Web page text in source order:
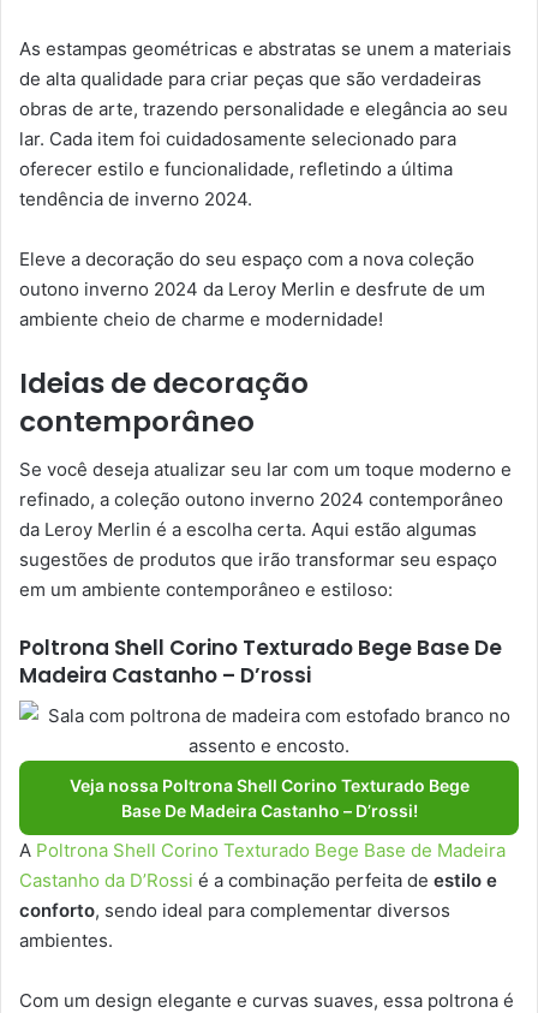
As estampas geométricas e abstratas se unem a materiais
de alta qualidade para criar peças que são verdadeiras
obras de arte, trazendo personalidade e elegância ao seu
lar. Cada item foi cuidadosamente selecionado para
oferecer estilo e funcionalidade, refletindo a última
tendência de inverno 2024.
Eleve a decoração do seu espaço com a nova coleção
outono inverno 2024 da Leroy Merlin e desfrute de um
ambiente cheio de charme e modernidade!
Ideias de decoração
contemporâneo
Se você deseja atualizar seu lar com um toque moderno e
refinado, a coleção outono inverno 2024 contemporâneo
da Leroy Merlin é a escolha certa. Aqui estão algumas
sugestões de produtos que irão transformar seu espaço
em um ambiente contemporâneo e estiloso:
Poltrona Shell Corino Texturado Bege Base De
Madeira Castanho – D’rossi
Veja nossa Poltrona Shell Corino Texturado Bege
Base De Madeira Castanho – D’rossi!
A Poltrona Shell Corino Texturado Bege Base de Madeira
Castanho da D’Rossi é a combinação perfeita de estilo e
conforto, sendo ideal para complementar diversos
ambientes.
Com um design elegante e curvas suaves, essa poltrona é